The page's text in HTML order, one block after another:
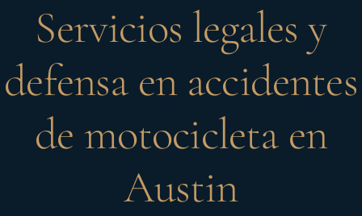
Servicios legales y
defensa en accidentes
de motocicleta en
Austin